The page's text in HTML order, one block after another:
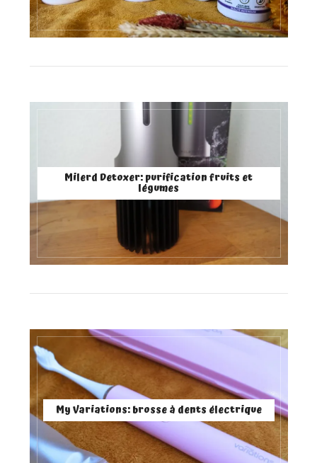
Milerd Detoxer: purification fruits et
légumes
My Variations: brosse à dents électrique